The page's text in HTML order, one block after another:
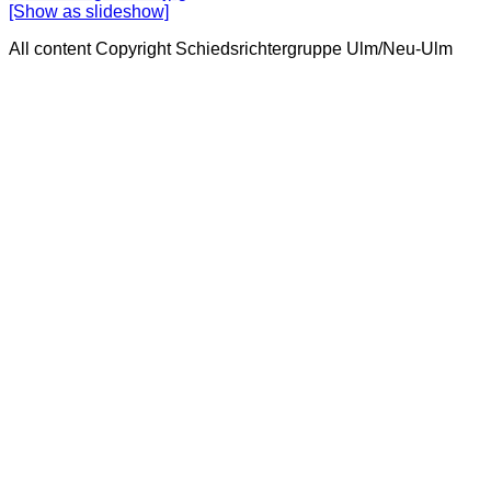
[Show as slideshow]
All content Copyright Schiedsrichtergruppe Ulm/Neu-Ulm